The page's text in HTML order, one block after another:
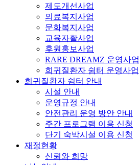
제도개선사업
의료복지사업
문화복지사업
교육자활사업
후원홍보사업
RARE DREAMZ 운영사업
희귀질환자 쉼터 운영사업
희귀질환자 쉼터 안내
시설 안내
운영규정 안내
안전관리 운영 방안 안내
주간 프로그램 이용 신청
단기 숙박시설 이용 신청
재정현황
신뢰와 희망